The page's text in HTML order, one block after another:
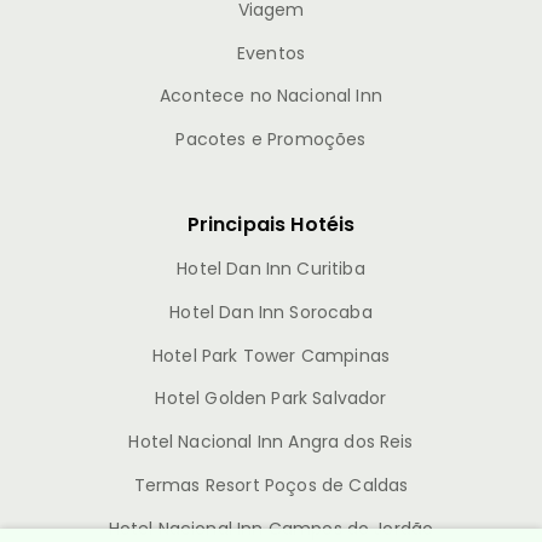
Viagem
Eventos
Acontece no Nacional Inn
Pacotes e Promoções
Principais Hotéis
Hotel Dan Inn Curitiba
Hotel Dan Inn Sorocaba
Hotel Park Tower Campinas
Hotel Golden Park Salvador
Hotel Nacional Inn Angra dos Reis
Termas Resort Poços de Caldas
Hotel Nacional Inn Campos do Jordão